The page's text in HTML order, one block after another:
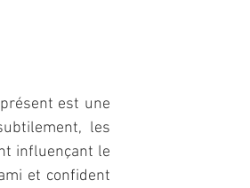
est une
les
influençant le
et confident